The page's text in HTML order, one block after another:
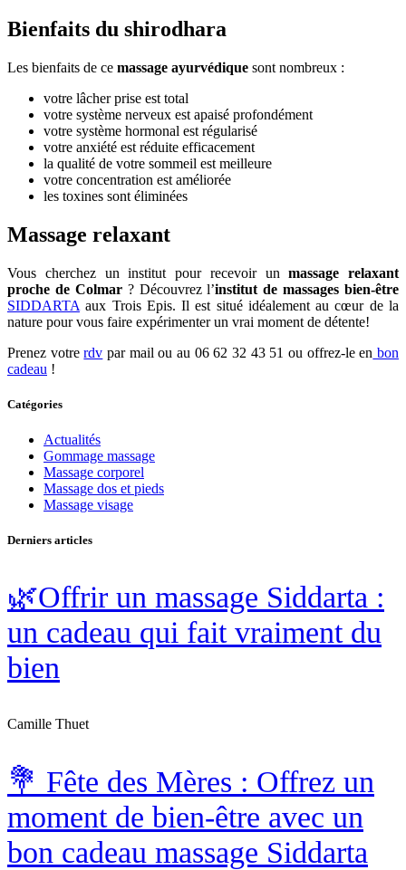
Bienfaits du shirodhara
Les bienfaits de ce massage ayurvédique sont nombreux :
votre lâcher prise est total
votre système nerveux est apaisé profondément
votre système hormonal est régularisé
votre anxiété est réduite efficacement
la qualité de votre sommeil est meilleure
votre concentration est améliorée
les toxines sont éliminées
Massage relaxant
Vous cherchez un institut pour recevoir unmassage relaxant
proche de Colmar? Découvrez l’institut de massages bien-être
SIDDARTA aux Trois Epis. Il est situé idéalement au cœur de la
nature pour vous faire expérimenter un vrai moment de détente!
Prenez votrerdv par mail ou au 06 62 32 43 51 ou offrez-le en bon
cadeau !
Catégories
Actualités
Gommage massage
Massage corporel
Massage dos et pieds
Massage visage
Derniers articles
🌿Offrir un massage Siddarta :
un cadeau qui fait vraiment du
bien
Camille Thuet
💐 Fête des Mères : Offrez un
moment de bien-être avec un
bon cadeau massage Siddarta